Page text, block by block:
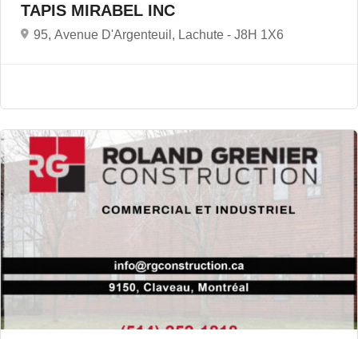
TAPIS MIRABEL INC
95, Avenue D'Argenteuil, Lachute - J8H 1X6